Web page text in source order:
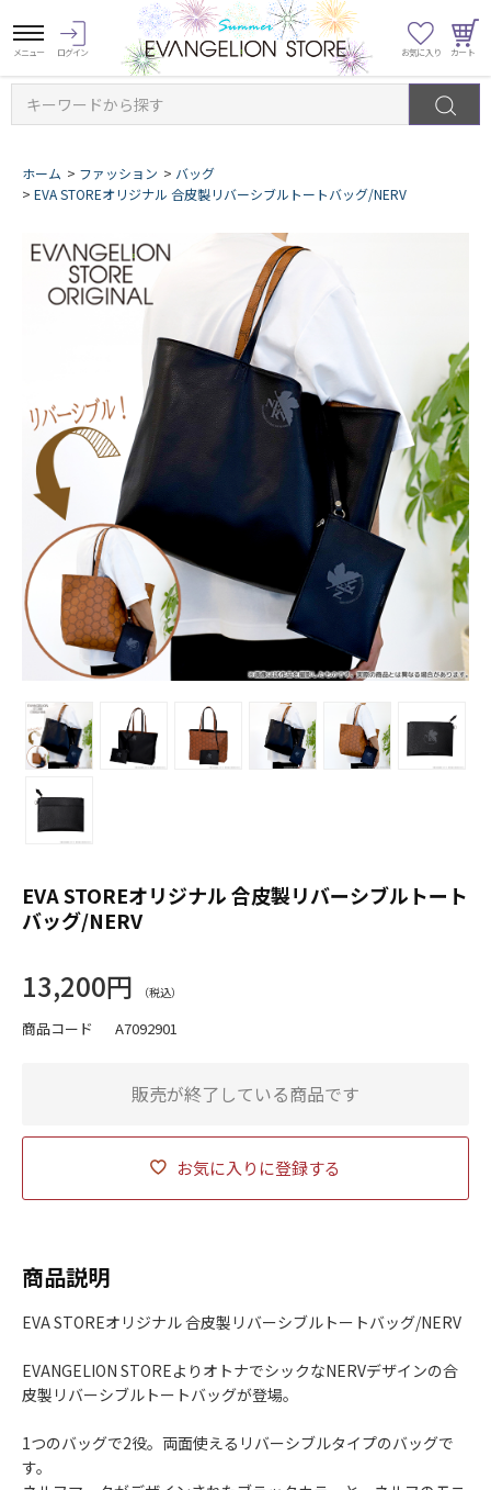
キーワードから探す
ホーム > ファッション > バッグ
> EVA STOREオリジナル 合皮製リバーシブルトートバッグ/NERV
EVA STOREオリジナル 合皮製リバーシブルトート
バッグ/NERV
13,200円
商品コード A7092901
お気に入りに登録する
販売が終了している商品です
商品説明
EVA STOREオリジナル 合皮製リバーシブルトートバッグ/NERV
EVANGELION STOREよりオトナでシックなNERVデザインの合
皮製リバーシブルトートバッグが登場。
1つのバッグで2役。両面使えるリバーシブルタイプのバッグで
す。